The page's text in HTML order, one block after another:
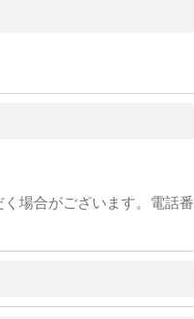
場合がございます。電話番